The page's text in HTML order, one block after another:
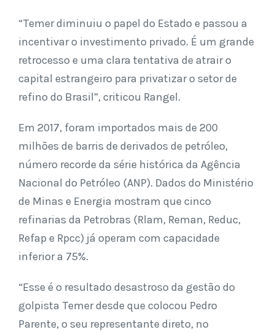
“Temer diminuiu o papel do Estado e passou a
incentivar o investimento privado. É um grande
retrocesso e uma clara tentativa de atrair o
capital estrangeiro para privatizar o setor de
refino do Brasil”, criticou Rangel.
Em 2017, foram importados mais de 200
milhões de barris de derivados de petróleo,
número recorde da série histórica da Agência
Nacional do Petróleo (ANP). Dados do Ministério
de Minas e Energia mostram que cinco
refinarias da Petrobras (Rlam, Reman, Reduc,
Refap e Rpcc) já operam com capacidade
inferior a 75%.
“Esse é o resultado desastroso da gestão do
golpista Temer desde que colocou Pedro
Parente, o seu representante direto, no